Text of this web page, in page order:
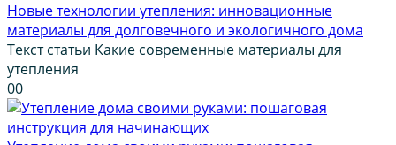
Новые технологии утепления: инновационные
материалы для долговечного и экологичного дома
Текст статьи Какие современные материалы для
утепления
00